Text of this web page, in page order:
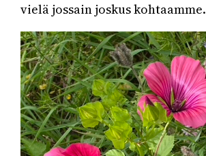
vielä jossain joskus kohtaamme.